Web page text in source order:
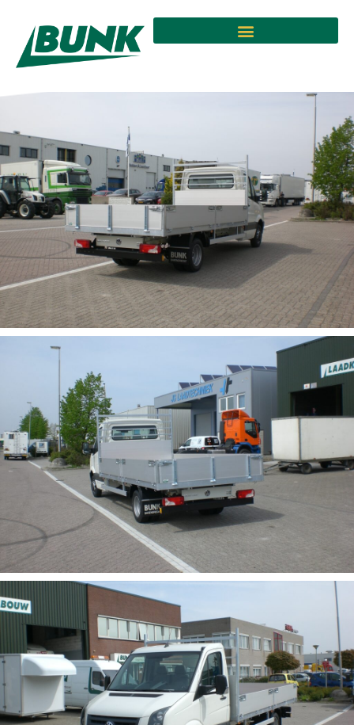
Geleverd aan P. van der
Velden voor Tumoba
Open laadbak op VW Crafter.